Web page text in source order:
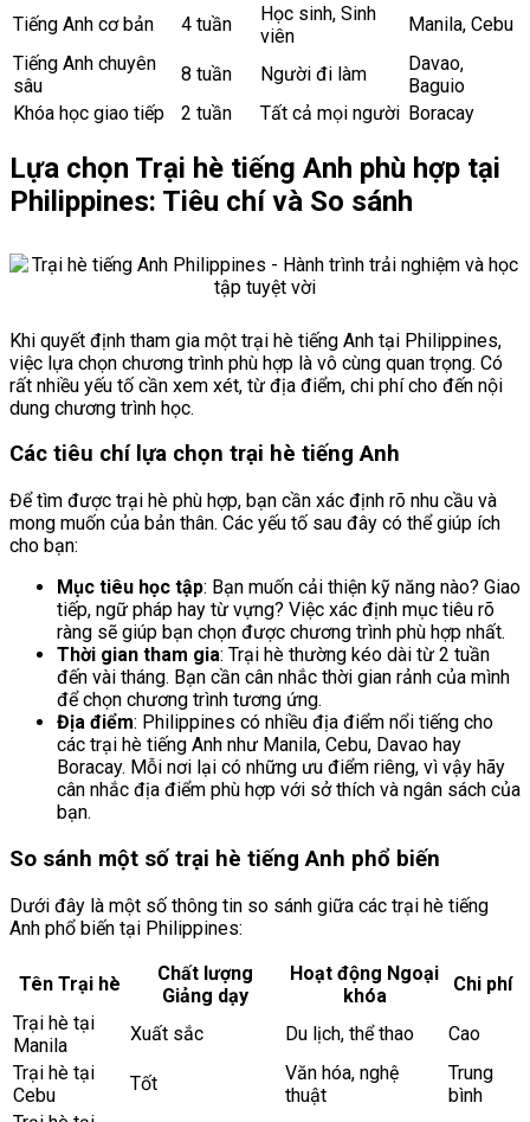
Tiếng Anh cơ bản 4 tuần
Học sinh, Sinh
viên
Manila, Cebu
Tiếng Anh chuyên
sâu
8 tuần Người đi làm
Davao,
Baguio
Khóa học giao tiếp
2 tuần Tất cả mọi người Boracay
Lựa chọn Trại hè tiếng Anh phù hợp tại
Philippines: Tiêu chí và So sánh
Khi quyết định tham gia một trại hè tiếng Anh tại Philippines,
việc lựa chọn chương trình phù hợp là vô cùng quan trọng. Có
rất nhiều yếu tố cần xem xét, từ địa điểm, chi phí cho đến nội
dung chương trình học.
Các tiêu chí lựa chọn trại hè tiếng Anh
Để tìm được trại hè phù hợp, bạn cần xác định rõ nhu cầu và
mong muốn của bản thân. Các yếu tố sau đây có thể giúp ích
cho bạn:
Mục tiêu học tập: Bạn muốn cải thiện kỹ năng nào? Giao
tiếp, ngữ pháp hay từ vựng? Việc xác định mục tiêu rõ
ràng sẽ giúp bạn chọn được chương trình phù hợp nhất.
Thời gian tham gia: Trại hè thường kéo dài từ 2 tuần
đến vài tháng. Bạn cần cân nhắc thời gian rảnh của mình
để chọn chương trình tương ứng.
Địa điểm: Philippines có nhiều địa điểm nổi tiếng cho
các trại hè tiếng Anh như Manila, Cebu, Davao hay
Boracay. Mỗi nơi lại có những ưu điểm riêng, vì vậy hãy
cân nhắc địa điểm phù hợp với sở thích và ngân sách của
bạn.
So sánh một số trại hè tiếng Anh phổ biến
Dưới đây là một số thông tin so sánh giữa các trại hè tiếng
Anh phổ biến tại Philippines:
Tên Trại hè
Chất lượng
Giảng dạy
Hoạt động Ngoại
khóa
Chi phí
Trại hè tại
Manila
Xuất sắc Du lịch, thể thao
Cao
Trại hè tại
Cebu
Tốt
Văn hóa, nghệ
thuật
Trung
bình